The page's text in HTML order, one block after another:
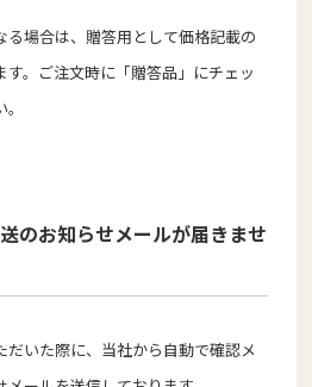
る場合は、贈答用として価格記載の
。ご注文時に「贈答品」にチェッ
のお知らせメールが届きませ
だいた際に、当社から自動で確認メ